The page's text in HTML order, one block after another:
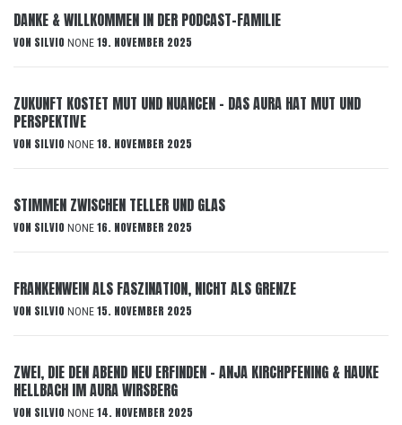
DANKE & WILLKOMMEN IN DER PODCAST-FAMILIE
VON SILVIO NONE 19. NOVEMBER 2025
ZUKUNFT KOSTET MUT UND NUANCEN – DAS AURA HAT MUT UND
PERSPEKTIVE
VON SILVIO NONE 18. NOVEMBER 2025
STIMMEN ZWISCHEN TELLER UND GLAS
VON SILVIO NONE 16. NOVEMBER 2025
FRANKENWEIN ALS FASZINATION, NICHT ALS GRENZE
VON SILVIO NONE 15. NOVEMBER 2025
ZWEI, DIE DEN ABEND NEU ERFINDEN – ANJA KIRCHPFENING & HAUKE
HELLBACH IM AURA WIRSBERG
VON SILVIO NONE 14. NOVEMBER 2025